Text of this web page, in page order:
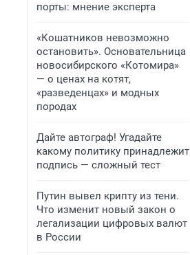
порты: мнение эксперта
«Кошатников невозможно
остановить». Основательница
новосибирского «Котомира»
— о ценах на котят,
«разведенцах» и модных
породах
Дайте автограф! Угадайте
какому политику принадлежит
подпись — сложный тест
Путин вывел крипту из тени.
Что изменит новый закон о
легализации цифровых валют
в России